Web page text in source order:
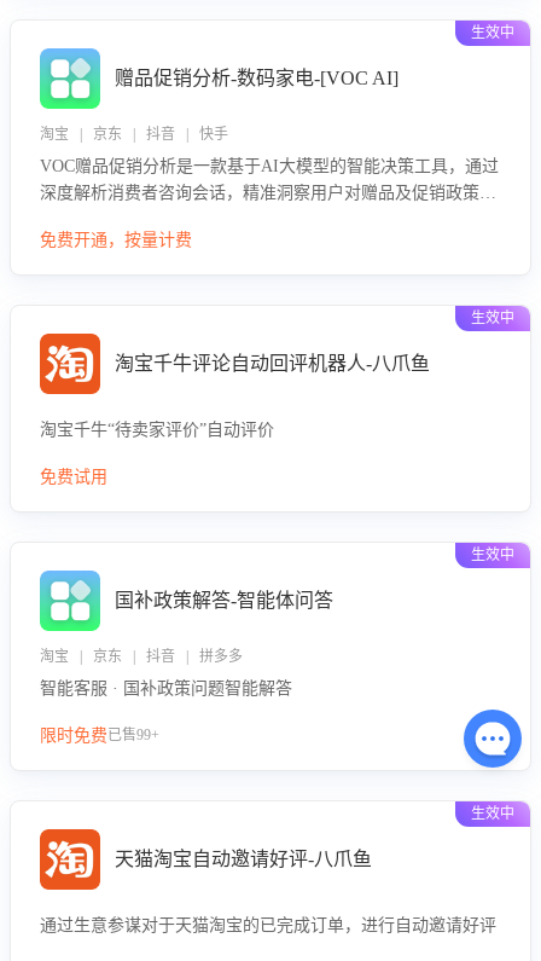
生效中
赠品促销分析-数码家电-[VOC AI]
淘宝 | 京东 | 抖音 | 快手
VOC赠品促销分析是一款基于AI大模型的智能决策工具，通过
深度解析消费者咨询会话，精准洞察用户对赠品及促销政策的
求，帮助企业制定个性化赠品组合策略，优化资源投放并淘汰
免费开通，按量计费
生效中
淘宝千牛评论自动回评机器人-八爪鱼
淘宝千牛“待卖家评价”自动评价
免费试用
生效中
国补政策解答-智能体问答
淘宝 | 京东 | 抖音 | 拼多多
智能客服 · 国补政策问题智能解答
限时免费已售99+
生效中
天猫淘宝自动邀请好评-八爪鱼
通过生意参谋对于天猫淘宝的已完成订单，进行自动邀请好评